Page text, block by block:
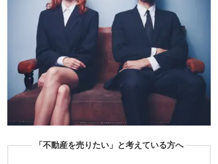
「不動産を売りたい」と考えている方へ